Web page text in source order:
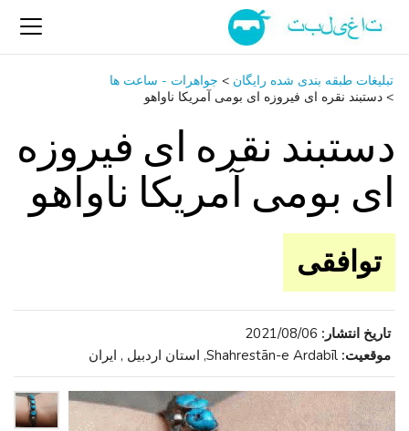
تبلیغات طبقه بندی شده رایگان > جواهرات - ساعت ‌ها
> دستبند نقره ای فیروزه ای بومی آمریکا ناواهو
دستبند نقره ای فیروزه
ای بومی آمریکا ناواهو
توافقی
تاریخ انتشار: 2021/08/06
موقعیت: Shahrestān-e Ardabīl, استان اردبیل , ایران